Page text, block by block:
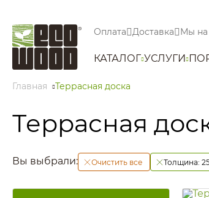
Оплата Доставка Мы на
КАТАЛОГ УСЛУГИ
Главная Террасная доска
Террасная
Вы выбрали: Очистить все Толщина: